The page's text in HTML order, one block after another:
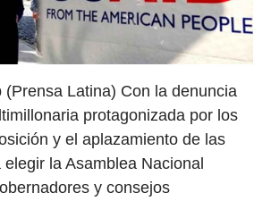
(Prensa Latina) Con la denuncia
protagonizada por los
y el aplazamiento de las
la Asamblea Nacional
y consejos